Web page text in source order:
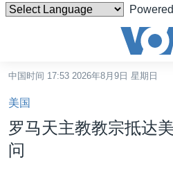
碍
链
接
跳中国
中国时间 17:53 2026年8月9日 星期日
美国
罗马天主教教宗抵达
问